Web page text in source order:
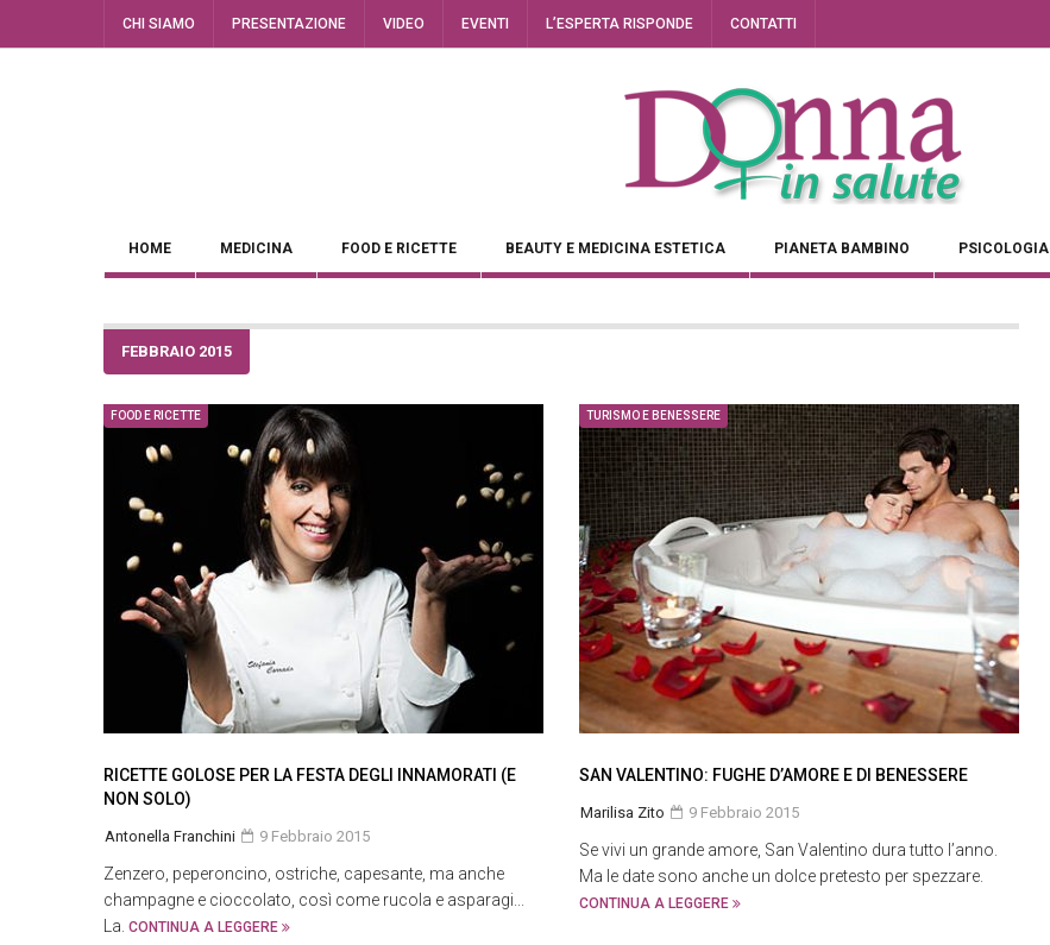
CHI SIAMO PRESENTAZIONE VIDEO EVENTI L’ESPERTA RISPONDE CONTATTI
HOME MEDICINA FOOD E RICETTE BEAUTY E MEDICINA ESTETICA PIANETA BAMBINO PSICOLOGIA
FEBBRAIO 2015
FOOD E RICETTE
RICETTE GOLOSE PER LA FESTA DEGLI INNAMORATI (E
NON SOLO)
Antonella Franchini 9 Febbraio 2015
Zenzero, peperoncino, ostriche, capesante, ma anche
champagne e cioccolato, così come rucola e asparagi...
La. CONTINUA A LEGGERE
TURISMO E BENESSERE
SAN VALENTINO: FUGHE D’AMORE E DI BENESSERE
Marilisa Zito 9 Febbraio 2015
Se vivi un grande amore, San Valentino dura tutto l’anno.
Ma le date sono anche un dolce pretesto per spezzare.
CONTINUA A LEGGERE